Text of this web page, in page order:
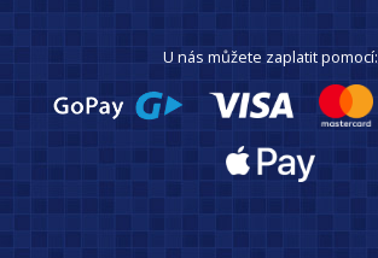
U nás můžete zaplatit pomocí: